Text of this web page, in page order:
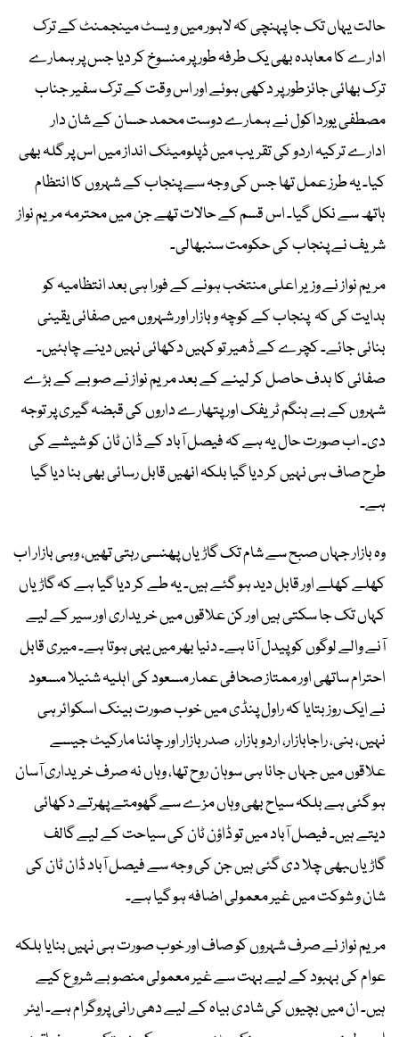
حالت یہاں تک جا پہنچی کہ لاہور میں ویسٹ مینجمنٹ کے ترک
ادارے کا معاہدہ بھی یک طرفہ طور پر منسوخ کر دیا جس پر ہمارے
ترک بھائی جائز طور پر دکھی ہوئے اور اس وقت کے ترک سفیر جناب
مصطفی یورداکول نے ہمارے دوست محمد حسان کے شان دار
ادارے ترکیہ اردو کی تقریب میں ڈپلومیٹک انداز میں اس پر گلہ بھی
کیا۔ یہ طرز عمل تھا جس کی وجہ سے پنجاب کے شہروں کا انتظام
ہاتھ سے نکل گیا۔ اس قسم کے حالات تھے جن میں محترمہ مریم نواز
شریف نے پنجاب کی حکومت سنبھالی۔
مریم نواز نے وزیر اعلی منتخب ہونے کے فورا ہی بعد انتظامیہ کو
ہدایت کی کہ پنجاب کے کوچہ و بازار اور شہروں میں صفائی یقینی
بنائی جائے۔ کچرے کے ڈھیر تو کہیں دکھائی نہیں دینے چاہئیں۔
صفائی کا ہدف حاصل کر لینے کے بعد مریم نواز نے صوبے کے بڑے
شہروں کے بے ہنگم ٹریفک اور پتھارے داروں کی قبضہ گیری پر توجہ
دی۔ اب صورت حال یہ ہے کہ فیصل آباد کے ڈان ٹان کو شیشے کی
طرح صاف ہی نہیں کر دیا گیا بلکہ انھیں قابل رسائی بھی بنا دیا گیا
ہے۔
وہ بازار جہاں صبح سے شام تک گاڑیاں پھنسی رہتی تھیں، وہی بازار اب
کھلے کھلے اور قابل دید ہو گئے ہیں۔ یہ طے کر دیا گیا ہے کہ گاڑیاں
کہاں تک جا سکتی ہیں اور کن علاقوں میں خریداری اور سیر کے لیے
آنے والے لوگوں کو پیدل آنا ہے۔ دنیا بھر میں یہی ہوتا ہے۔ میری قابل
احترام ساتھی اور ممتاز صحافی عمار مسعود کی اہلیہ شنیلا مسعود
نے ایک روز بتایا کہ راول پنڈی میں خوب صورت بینک اسکوائر ہی
نہیں، بنی، راجابازار، اردو بازار، صدر بازار اور چائنا مارکیٹ جیسے
علاقوں میں جہاں جانا ہی سوہان روح تھا، وہاں نہ صرف خریداری آسان
ہو گئی ہے بلکہ سیاح بھی وہاں مزے سے گھومتے پھرتے دکھائی
دیتے ہیں۔ فیصل آباد میں تو ڈاؤن ٹان کی سیاحت کے لیے گالف
گاڑیاںبھی چلا دی گئی ہیں جن کی وجہ سے فیصل آباد ڈان ٹان کی
شان و شوکت میں غیر معمولی اضافہ ہو گیا ہے۔
مریم نواز نے صرف شہروں کو صاف اور خوب صورت ہی نہیں بنایا بلکہ
عوام کی بہبود کے لیے بہت سے غیر معمولی منصوبے شروع کیے
ہیں۔ ان میں بچیوں کی شادی بیاہ کے لیے دھی رانی پروگرام ہے۔ ایئر